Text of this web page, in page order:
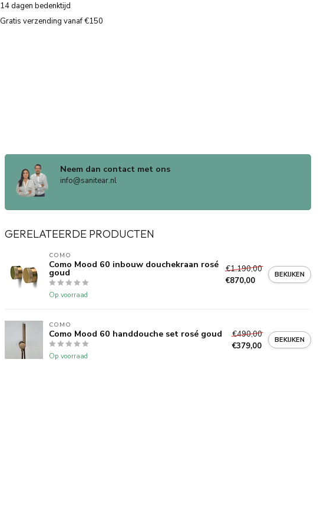
14 dagen bedenktijd
Gratis verzending vanaf €150
Neem dan contact met ons
info@sanitear.nl
GERELATEERDE PRODUCTEN
COMO
Como Mood 60 inbouw douchekraan rosé
goud
Op voorraad
€1.190,00
€870,00
BEKIJKEN
COMO
Como Mood 60 handdouche set rosé goud
Op voorraad
€490,00
€379,00
BEKIJKEN